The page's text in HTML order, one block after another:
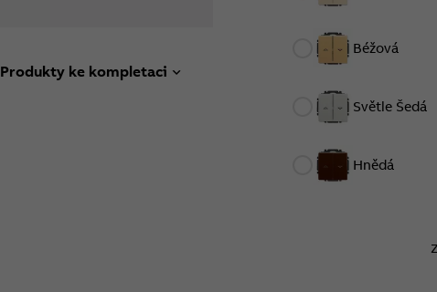
Produkty ke kompletaci
Béžová
Světle Šedá
Hnědá